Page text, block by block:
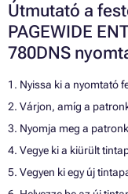
Útmutató a
PAGEWIDE
780DNS
1. Nyissa ki a nyomtató
2. Várjon, amíg a
3. Nyomja meg a
4. Vegye ki a kiürült
5. Vegyen ki egy új